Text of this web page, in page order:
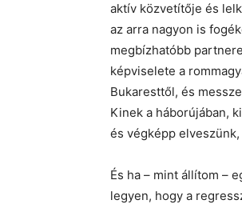
aktív közvetítője és
az arra nagyon is
megbízhatóbb
képviselete a
Bukaresttől, és
Kinek a háborújában,
és végképp
És ha – mint állítom –
legyen, hogy a